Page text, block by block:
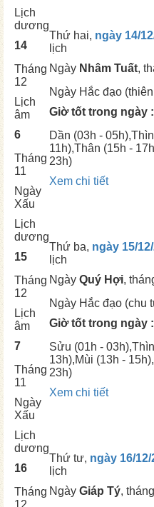
Lịch
dương
14
Tháng
12
Lịch
âm
6
Tháng
11
Ngày
Xấu
Thứ hai, ngày 14/
lịch
Ngày Nhâm Tuất,
Ngày Hắc đạo
Giờ tốt trong ngày :
Dần (03h - 05h),Thìn
11h),Thân (15h -
23h)
Xem chi tiết
Lịch
dương
15
Tháng
12
Lịch
âm
7
Tháng
11
Ngày
Xấu
Thứ ba, ngày 15/
lịch
Ngày Quý Hợi,
Ngày Hắc đạo (chu
Giờ tốt trong ngày :
Sửu (01h - 03h),Thìn
13h),Mùi (13h - 15h),
23h)
Xem chi tiết
Lịch
dương
16
Tháng
Thứ tư, ngày 16/12/
lịch
Ngày Giáp Tý, tháng